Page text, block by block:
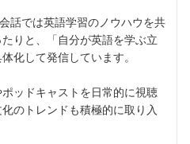
話では英語学習のノウハウを共
りと、「自分が英語を学ぶ立
化して発信しています。
ッドキャストを日常的に視聴
のトレンドも積極的に取り入